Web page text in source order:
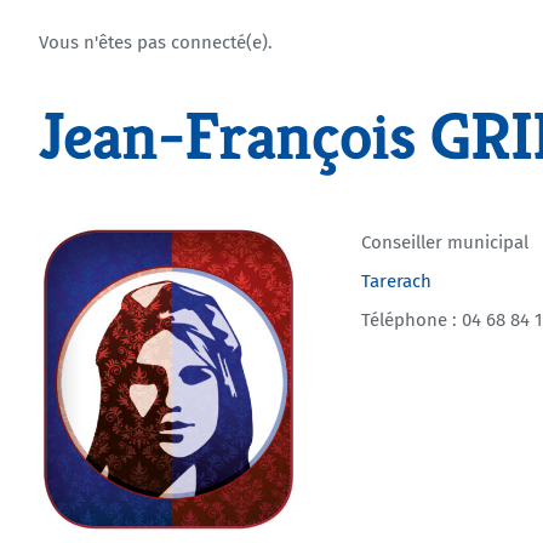
Vous n'êtes pas connecté(e).
Jean-François
Conseiller municipal
Tarerach
Téléphone : 04 68 84